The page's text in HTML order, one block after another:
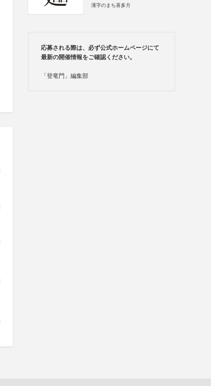
漢字のまち喜多方
応募される際は、必ず公式ホームページにて
最新の開催情報をご確認ください。
「登竜門」編集部